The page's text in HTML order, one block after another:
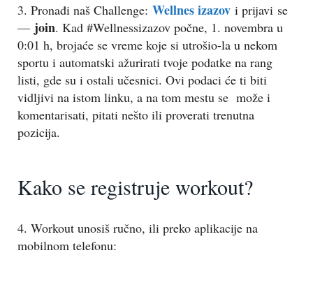
3. Pronađi naš Challenge: Wellnes izazov i prijavi se
— join. Kad #Wellnessizazov počne, 1. novembra u
0:01 h, brojaće se vreme koje si utrošio-la u nekom
sportu i automatski ažurirati tvoje podatke na rang
listi, gde su i ostali učesnici. Ovi podaci će ti biti
vidljivi na istom linku, a na tom mestu se može i
komentarisati, pitati nešto ili proverati trenutna
pozicija.
Kako se registruje workout?
4. Workout unosiš ručno, ili preko aplikacije na
mobilnom telefonu: